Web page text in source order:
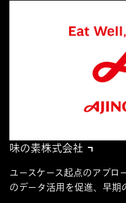
味の素株式会社
ユースケース起点のアプロ
のデータ活用を促進、早期